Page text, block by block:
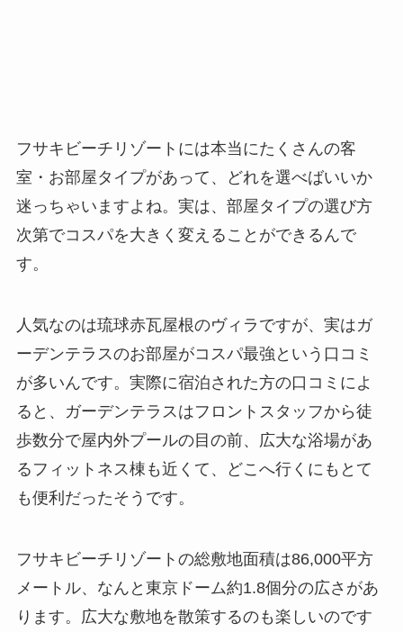
フサキビーチリゾートには本当にたくさんの客
室・お部屋タイプがあって、どれを選べばいいか
迷っちゃいますよね。実は、部屋タイプの選び方
次第でコスパを大きく変えることができるんで
す。
人気なのは琉球赤瓦屋根のヴィラですが、実はガ
ーデンテラスのお部屋がコスパ最強という口コミ
が多いんです。実際に宿泊された方の口コミによ
ると、ガーデンテラスはフロントスタッフから徒
歩数分で屋内外プールの目の前、広大な浴場があ
るフィットネス棟も近くて、どこへ行くにもとて
も便利だったそうです。
フサキビーチリゾートの総敷地面積は86,000平方
メートル、なんと東京ドーム約1.8個分の広さがあ
ります。広大な敷地を散策するのも楽しいのです